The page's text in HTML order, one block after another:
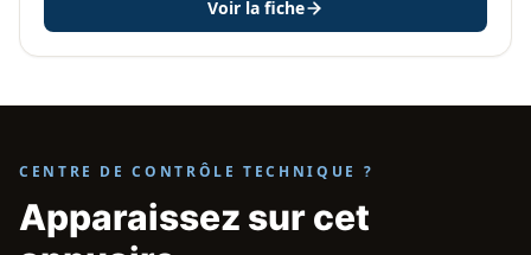
Voir la fiche
CENTRE DE CONTRÔLE TECHNIQUE ?
Apparaissez sur cet